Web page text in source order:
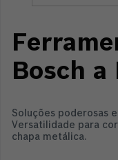
Bosch a
Soluções poderosas
Versatilidade para
chapa metálica.